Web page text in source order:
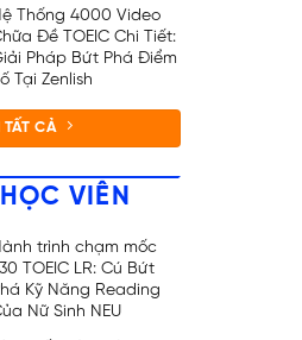
Thống 4000 Video
Đề TOEIC Chi Tiết:
Pháp Bứt Phá Điểm
Tại Zenlish
TẤT CẢ
VIÊN
trình chạm mốc
TOEIC LR: Cú Bứt
Kỹ Năng Reading
Nữ Sinh NEU